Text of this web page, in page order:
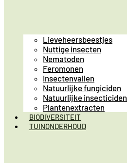
Lieveheersbeestjes
Nuttige insecten
Nematoden
Feromonen
Insectenvallen
Natuurlijke fungiciden
Natuurlijke insecticiden
Plantenextracten
BIODIVERSITEIT
TUINONDERHOUD